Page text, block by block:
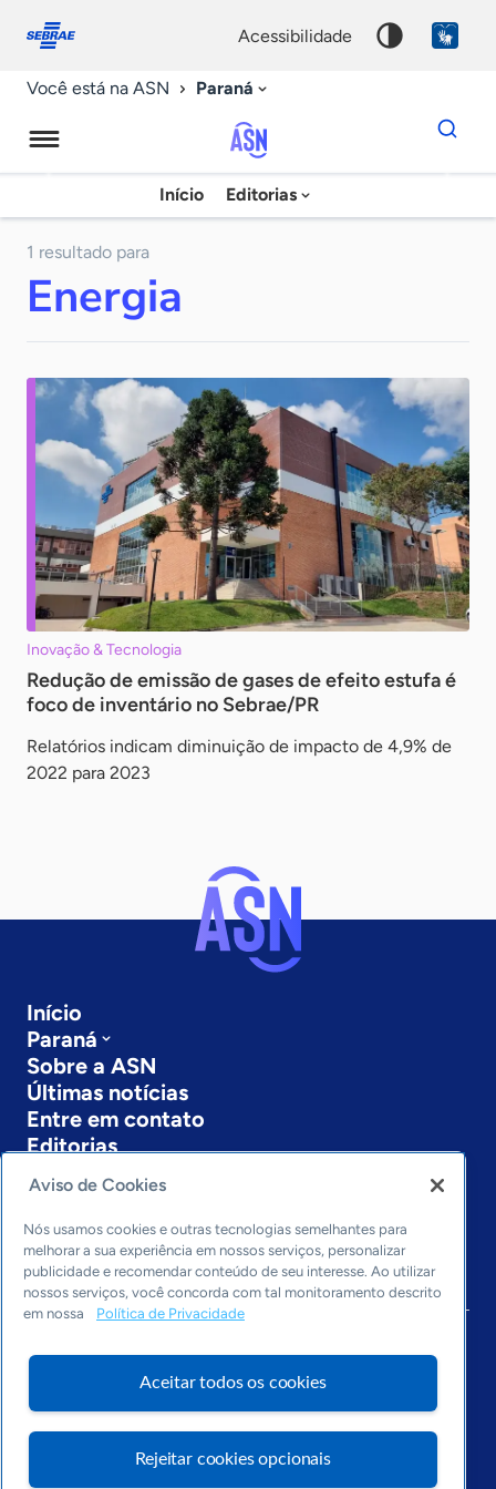
conosco
acessibilidade
Você está na ASN Paraná
Agência
Sebrae
Início Editorias
Dados
para
chave
1 resultado para
Energia
Inovação & Tecnologia
Redução de emissão de gases de efeito estufa é
foco de inventário no Sebrae/PR
Relatórios indicam diminuição de impacto de 4,9% de
2022 para 2023
Início
Paraná
Sobre a ASN
Últimas notícias
Entre em contato
Editorias
Economia & Política
Inovação & Tecnologia
Cultura empreendedora
Dados
Arquivo
Aviso de Cookies
Nós usamos cookies e outras tecnologias semelhantes para
melhorar a sua experiência em nossos serviços, personalizar
publicidade e recomendar conteúdo de seu interesse. Ao utilizar
nossos serviços, você concorda com tal monitoramento descrito
em nossa
Política de Privacidade
Aceitar todos os cookies
Rejeitar cookies opcionais